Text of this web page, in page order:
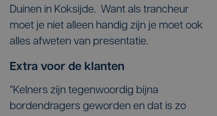
Duinen in Koksijde. Want als trancheur
moet je niet alleen handig zijn je moet ook
alles afweten van presentatie.
Extra voor de klanten
“Kelners zijn tegenwoordig bijna
bordendragers geworden en dat is zo